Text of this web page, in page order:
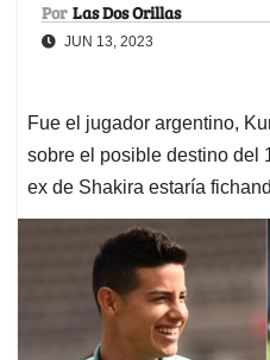
Por Las Dos Orillas
JUN 13, 2023
Fue el jugador argentino,
sobre el posible destino del
ex de Shakira estaría